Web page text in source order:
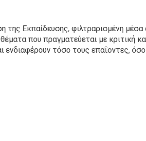
της Εκπαίδευσης, φιλτραρισμένη
που πραγματεύεται με κριτική
τόσο τους επαΐοντες,